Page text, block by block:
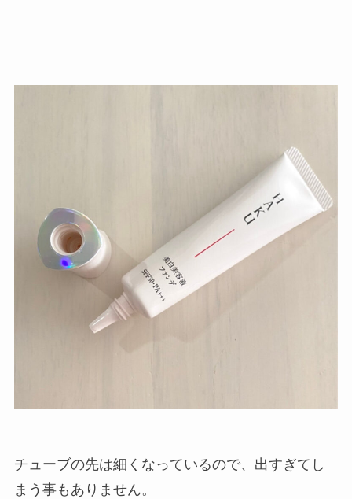
チューブの先は細くなっているので、出すぎてし
まう事もありません。